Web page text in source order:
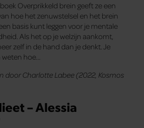
Overprikkeld brein geeft ze een
hoe het zenuwstelsel en het brein
basis kunt leggen voor je mentale
Als het op je welzijn aankomt,
zelf in de hand dan je denkt. Je
weten hoe…
door Charlotte Labee (2022, Kosmos
– Alessia